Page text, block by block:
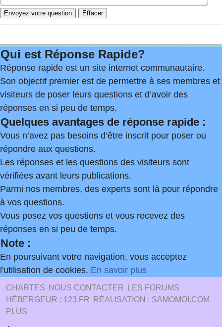
Qui est Réponse Rapide?
Réponse rapide est un site internet communautaire.
Son objectif premier est de permettre à ses membres et
visiteurs de poser leurs questions et d’avoir des
réponses en si peu de temps.
Quelques avantages de réponse rapide :
Vous n’avez pas besoins d’être inscrit pour poser ou
répondre aux questions.
Les réponses et les questions des visiteurs sont
vérifiées avant leurs publications.
Parmi nos membres, des experts sont là pour répondre
à vos questions.
Vous posez vos questions et vous recevez des
réponses en si peu de temps.
Note :
En poursuivant votre navigation, vous acceptez
l'utilisation de cookies. En savoir plus
CHARTES NOUS CONTACTER
LES FORUMS
HÉBERGEUR : 123.FR
RÉALISATION : SAMOMOI.COM
PLUS
.